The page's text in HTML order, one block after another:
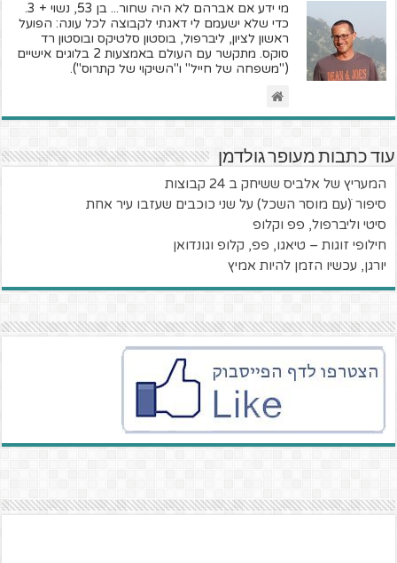
מי ידע אם אברהם לא היה שחור... בן 53, נשוי + 3.
כדי שלא ישעמם לי דאגתי לקבוצה לכל עונה: הפועל
ראשון לציון, ליברפול, בוסטון סלטיקס ובוסטון רד
סוקס. מתקשר עם העולם באמצעות 2 בלוגים אישיים
("משפחה של חייל" ו"השיקוי של קתרוס").
עוד כתבות מעופר גולדמן
המעריץ של אלביס ששיחק ב 24 קבוצות
סיפור ׁ(עם מוסר השכל) על שני כוכבים שעזבו עיר אחת
סיטי וליברפול, פפ וקלופ
חילופי זוגות – טיאגו, פפ, קלופ וגונדואן
יורגן, עכשיו הזמן להיות אמיץ